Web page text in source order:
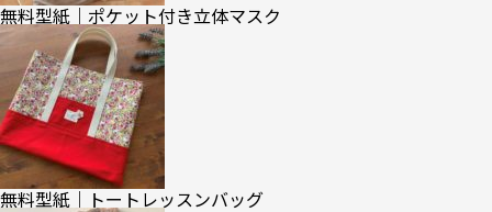
無料型紙｜ポケット付き立体マスク
無料型紙｜トートレッスンバッグ